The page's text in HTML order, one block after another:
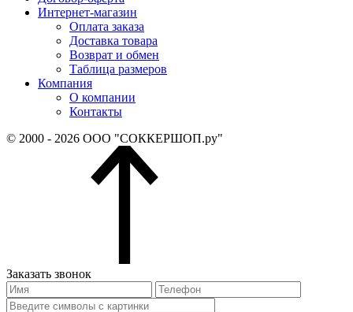
Интернет-магазин
Оплата заказа
Доставка товара
Возврат и обмен
Таблица размеров
Компания
О компании
Контакты
© 2000 - 2026 ООО "СОККЕРШОП.ру"
Заказать звонок